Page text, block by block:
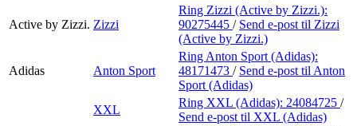
Active by Zizzi. Zizzi
Ring Zizzi (Active by Zizzi.):
90275445 / Send e-post til Zizzi
(Active by Zizzi.)
Adidas Anton Sport
Ring Anton Sport (Adidas):
48171473 / Send e-post til Anton
Sport (Adidas)
XXL
Ring XXL (Adidas): 24084725 /
Send e-post til XXL (Adidas)